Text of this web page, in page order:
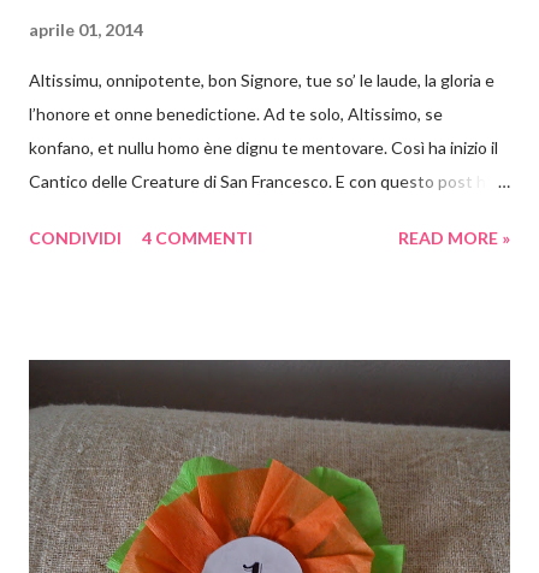
aprile 01, 2014
Altissimu, onnipotente, bon Signore, tue so’ le laude, la gloria e
l’honore et onne benedictione. Ad te solo, Altissimo, se
konfano, et nullu homo ène dignu te mentovare. Così ha inizio il
Cantico delle Creature di San Francesco. E con questo post ha
sì con i libri, con le poesie e in genere con tutto ciò che è arte si
perché è pieno di spunti creativi . Ora vi spiego cosa ho in mente
e come saranno articolati i prossimi post. Partirò dagli elementi
(sole, luna e stelle, vento, acqua, fuoco, terra) come pretesto per
lavoretti, giochi e letture. Il Cantico ci terrà compagnia per un
bel po' di settimane, ma vedrete quante cose e quanti progetti
CONDIVIDI 4 COMMENTI READ MORE »